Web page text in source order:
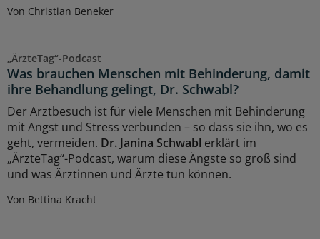
Von Christian Beneker
„ÄrzteTag“-Podcast
Was brauchen Menschen mit Behinderung, damit
ihre Behandlung gelingt, Dr. Schwabl?
Der Arztbesuch ist für viele Menschen mit Behinderung
mit Angst und Stress verbunden – so dass sie ihn, wo es
geht, vermeiden. Dr. Janina Schwabl erklärt im
„ÄrzteTag“-Podcast, warum diese Ängste so groß sind
und was Ärztinnen und Ärzte tun können.
Von Bettina Kracht